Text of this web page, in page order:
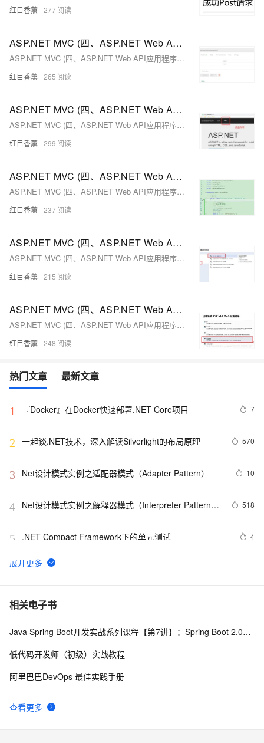
红目香薰 277
ASP.NET MVC (四、ASP.NET Web API应用程序与跨域操作)（6）
ASP.NET MVC (四、ASP.NET Web API应用程序与跨域操作)（6）
红目香薰 265
ASP.NET MVC (四、ASP.NET Web API应用程序与跨域操作)（5）
ASP.NET MVC (四、ASP.NET Web API应用程序与跨域操作)（5）
红目香薰 299
ASP.NET MVC (四、ASP.NET Web API应用程序与跨域操作)（4）
ASP.NET MVC (四、ASP.NET Web API应用程序与跨域操作)（4）
红目香薰 237
ASP.NET MVC (四、ASP.NET Web API应用程序与跨域操作)（3）
ASP.NET MVC (四、ASP.NET Web API应用程序与跨域操作)（3）
红目香薰 215
ASP.NET MVC (四、ASP.NET Web API应用程序与跨域操作)（2）
ASP.NET MVC (四、ASP.NET Web API应用程序与跨域操作)（2）
红目香薰 248
热门文章 最新文章
1 『Docker』在Docker快速部署.NET Core项目 7
2 一起谈.NET技术，深入解读Silverlight的布局原理 570
3 Net设计模式实例之适配器模式（Adapter Pattern） 10
4 Net设计模式实例之解释器模式（Interpreter Pattern）
518
5 .NET Compact Framework下的单元测试 4
6 .NET设计模式（12）：外观模式（Façade Pattern）
7 将 DataTable 或 String 数据转化为json(.NET)
8 .NET深入解析LINQ框架（三：LINQ优雅的前奏）
用-Web
相关电子书
查看更多
Java Spring Boot开发实战系列课程【第7讲】：Spring Boot 2.0安全机制与MVC身份验证实战(Java面试题)
低代码开发师（初级）实战教程
阿里巴巴DevOps 最佳实践手册